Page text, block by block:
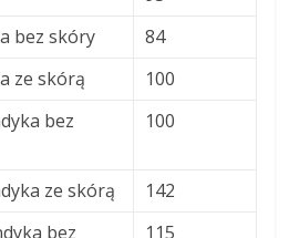
bez skóry
84
ze skórą
100
bez
100
ze skórą
142
bez
115